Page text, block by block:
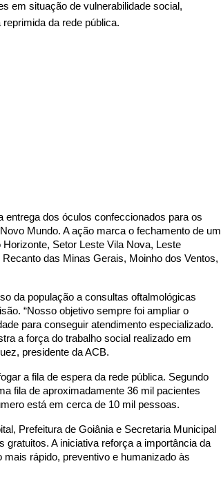
em situação de vulnerabilidade social,
da rede pública.
dos óculos confeccionados para os
Mundo. A ação marca o fechamento de um
Setor Leste Vila Nova, Leste
das Minas Gerais, Moinho dos Ventos,
da população a consultas oftalmológicas
“Nosso objetivo sempre foi ampliar o
para conseguir atendimento especializado.
a força do trabalho social realizado em
presidente da ACB.
a fila de espera da rede pública. Segundo
fila de aproximadamente 36 mil pacientes
está em cerca de 10 mil pessoas.
Prefeitura de Goiânia e Secretaria Municipal
A iniciativa reforça a importância da
rápido, preventivo e humanizado às